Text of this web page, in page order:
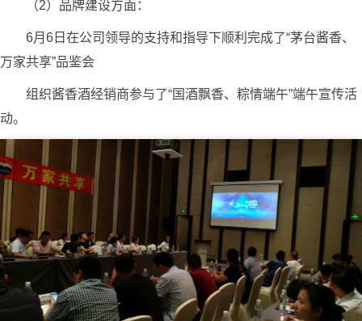
（2）品牌建设方面：
6月6日在公司领导的支持和指导下顺利完成了“茅台酱香、
万家共享”品鉴会
组织酱香酒经销商参与了“国酒飘香、粽情端午”端午宣传活
动。